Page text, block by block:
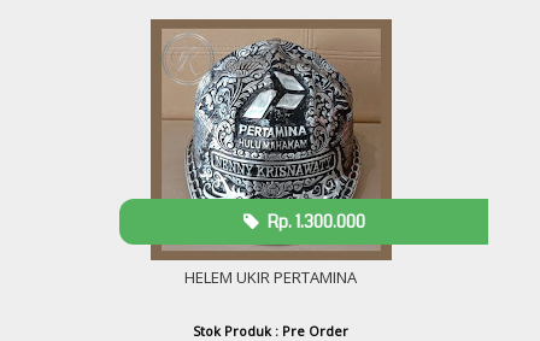
HELEM UKIR PERTAMINA
Rp. 1.300.000
Stok Produk : Pre Order